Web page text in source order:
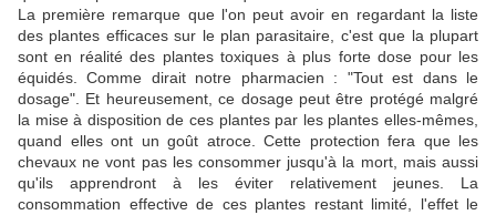
La première remarque que l'on peut avoir en regardant la liste
des plantes efficaces sur le plan parasitaire, c'est que la plupart
sont en réalité des plantes toxiques à plus forte dose pour les
équidés. Comme dirait notre pharmacien : "Tout est dans le
dosage". Et heureusement, ce dosage peut être protégé malgré
la mise à disposition de ces plantes par les plantes elles-mêmes,
quand elles ont un goût atroce. Cette protection fera que les
chevaux ne vont pas les consommer jusqu'à la mort, mais aussi
qu'ils apprendront à les éviter relativement jeunes. La
consommation effective de ces plantes restant limité, l'effet le